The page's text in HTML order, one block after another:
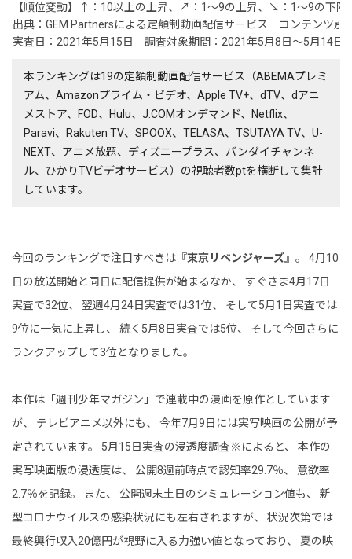
【順位変動】↑：10以上の上昇、↗：1～9の上昇、↘：1～9の下
出典：GEM Partnersによる定額制動画配信サービス コンテンツ
実査日：2021年5月15日 調査対象期間：2021年5月8日～5月14日
本ランキングは19の定額制動画配信サービス（ABEMAプレミ
アム、Amazonプライム・ビデオ、Apple TV+、dTV、dアニ
メストア、FOD、Hulu、J:COMオンデマンド、Netflix、
Paravi、Rakuten TV、SPOOX、TELASA、TSUTAYA TV、U-
NEXT、アニメ放題、ディズニープラス、バンダイチャンネ
ル、ひかりTVビデオサービス）の視聴者数ptを横断して集計
しています。
今回のランキングで注目すべきは『東京リベンジャーズ』。 4月10
日の放送開始と同日に配信提供が始まるなか、 すぐさま4月17日
実査で32位、 翌週4月24日実査では31位、 そして5月1日実査では
9位に一気に上昇し、 続く5月8日実査では5位、 そして今回さらに
ランクアップして3位となりました。
本作は「週刊少年マガジン」で連載中の漫画を原作としています
が、 テレビアニメ以外にも、 今年7月9日には実写映画の公開が予
定されています。 5月15日実査の浸透度調査※によると、 本作の
実写映画版の浸透度は、 公開8週前時点で認知率29.7％、 意欲率
2.7％を記録。 また、 公開週末土日のシミュレーション値も、 新
型コロナウイルスの感染状況にも左右されますが、 状況次第では
最終興行収入20億円が視野に入る力強い値となっており、 夏の映